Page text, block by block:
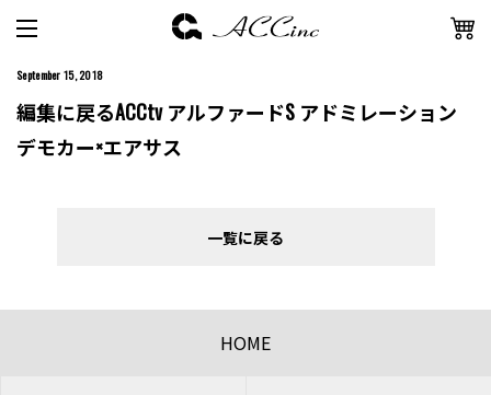
September 15, 2018
編集に戻るACCtv アルファードS アドミレーション
デモカー×エアサス
一覧に戻る
HOME